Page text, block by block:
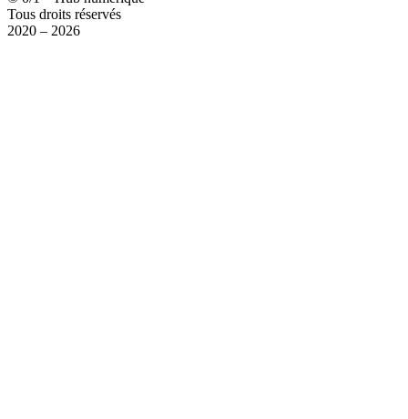
Tous droits réservés
2020 – 2026